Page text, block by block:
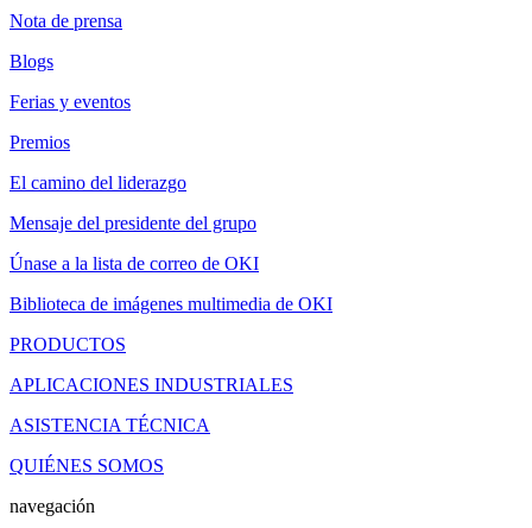
Nota de prensa
Blogs
Ferias y eventos
Premios
El camino del liderazgo
Mensaje del presidente del grupo
Únase a la lista de correo de OKI
Biblioteca de imágenes multimedia de OKI
PRODUCTOS
APLICACIONES INDUSTRIALES
ASISTENCIA TÉCNICA
QUIÉNES SOMOS
navegación